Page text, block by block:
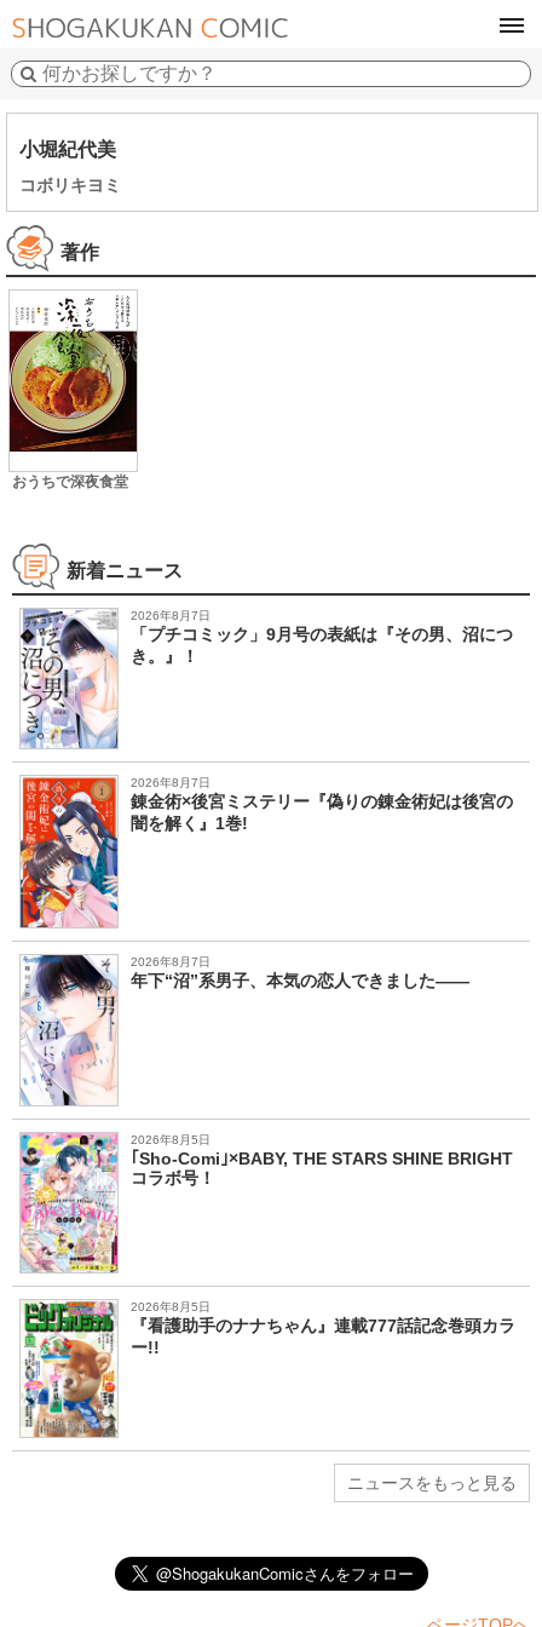
小堀紀代美
コボリキヨミ
著作
おうちで深夜食堂
新着ニュース
2026年8月7日
「プチコミック」9月号の表紙は『その男、沼につ
き。』！
2026年8月7日
錬金術×後宮ミステリー『偽りの錬金術妃は後宮の
闇を解く』1巻!
2026年8月7日
年下“沼”系男子、本気の恋人できました――
2026年8月5日
｢Sho-Comi｣×BABY, THE STARS SHINE BRIGHT
コラボ号！
2026年8月5日
『看護助手のナナちゃん』連載777話記念巻頭カラ
ー!!
ニュースをもっと見る